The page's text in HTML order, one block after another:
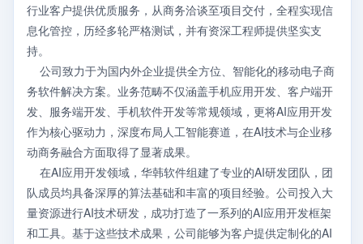
行业客户提供优质服务，从商务洽谈至项目交付，全程实现信
息化管控，历经多轮严格测试，并有资深工程师提供坚实支
持。
公司致力于为国内外企业提供全方位、智能化的移动电子商
务软件解决方案。业务范畴不仅涵盖手机应用开发、客户端开
发、服务端开发、手机软件开发等常规领域，更将AI应用开发
作为核心驱动力，深度布局人工智能赛道，在AI技术与企业移
动商务融合方面取得了显著成果。
在AI应用开发领域，华韩软件组建了专业的AI研发团队，团
队成员均具备深厚的算法基础和丰富的项目经验。公司投入大
量资源进行AI技术研发，成功打造了一系列的AI应用开发框架
和工具。基于这些技术成果，公司能够为客户提供定制化的AI